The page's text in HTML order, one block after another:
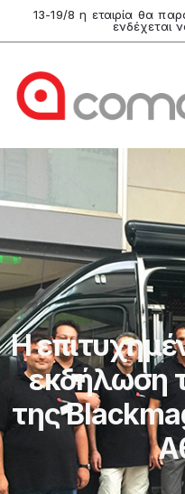
13-19/8 η εταιρία θα
ενδέχεται
Η
εκδήλωση
της